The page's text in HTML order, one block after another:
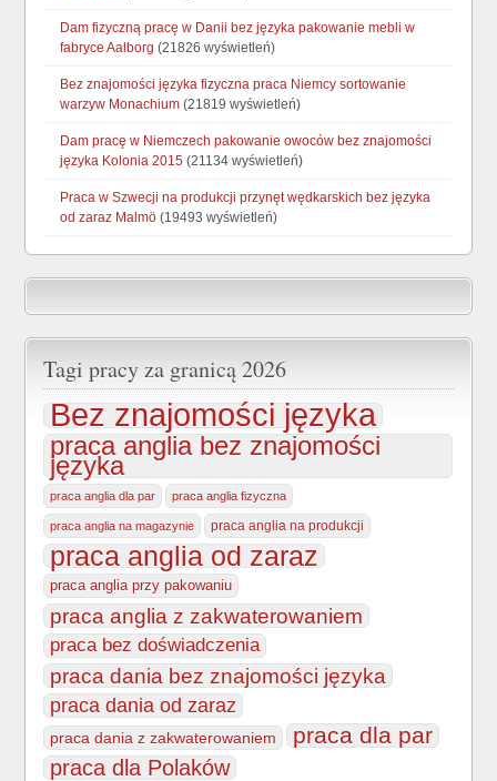
Dam fizyczną pracę w Danii bez języka pakowanie mebli w
fabryce Aalborg (21826 wyświetleń)
Bez znajomości języka fizyczna praca Niemcy sortowanie
warzyw Monachium (21819 wyświetleń)
Dam pracę w Niemczech pakowanie owoców bez znajomości
języka Kolonia 2015 (21134 wyświetleń)
Praca w Szwecji na produkcji przynęt wędkarskich bez języka
od zaraz Malmö (19493 wyświetleń)
Tagi pracy za granicą 2026
Bez znajomości języka
praca anglia bez znajomości
języka
praca anglia dla par praca anglia fizyczna
praca anglia na magazynie praca anglia na produkcji
praca anglia od zaraz
praca anglia przy pakowaniu
praca anglia z zakwaterowaniem
praca bez doświadczenia
praca dania bez znajomości języka
praca dania od zaraz
praca dania z zakwaterowaniem praca dla par
praca dla Polaków